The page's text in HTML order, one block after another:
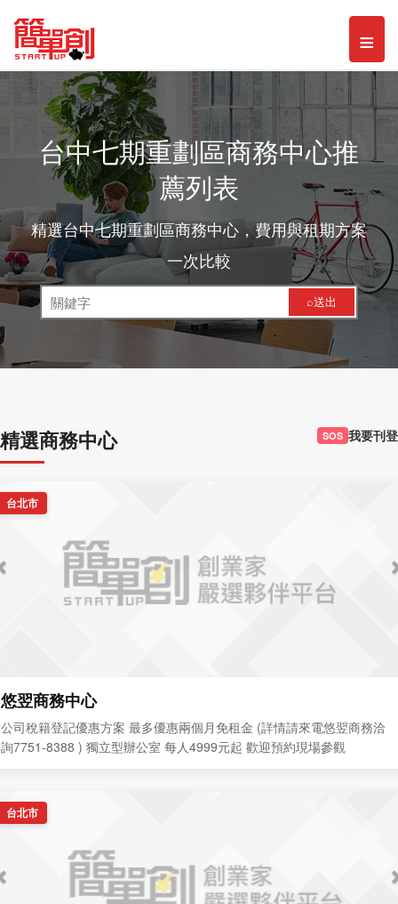
≡
台中七期重劃區商務中心推
薦列表
精選台中七期重劃區商務中心，費用與租期方案
一次比較
⌕送出
精選商務中心 SOS 我要刊登
台北市
悠翌商務中心
公司稅籍登記優惠方案 最多優惠兩個月免租金 (詳情請來電悠翌商務洽
詢7751-8388 ) 獨立型辦公室 每人4999元起 歡迎預約現場參觀
台北市